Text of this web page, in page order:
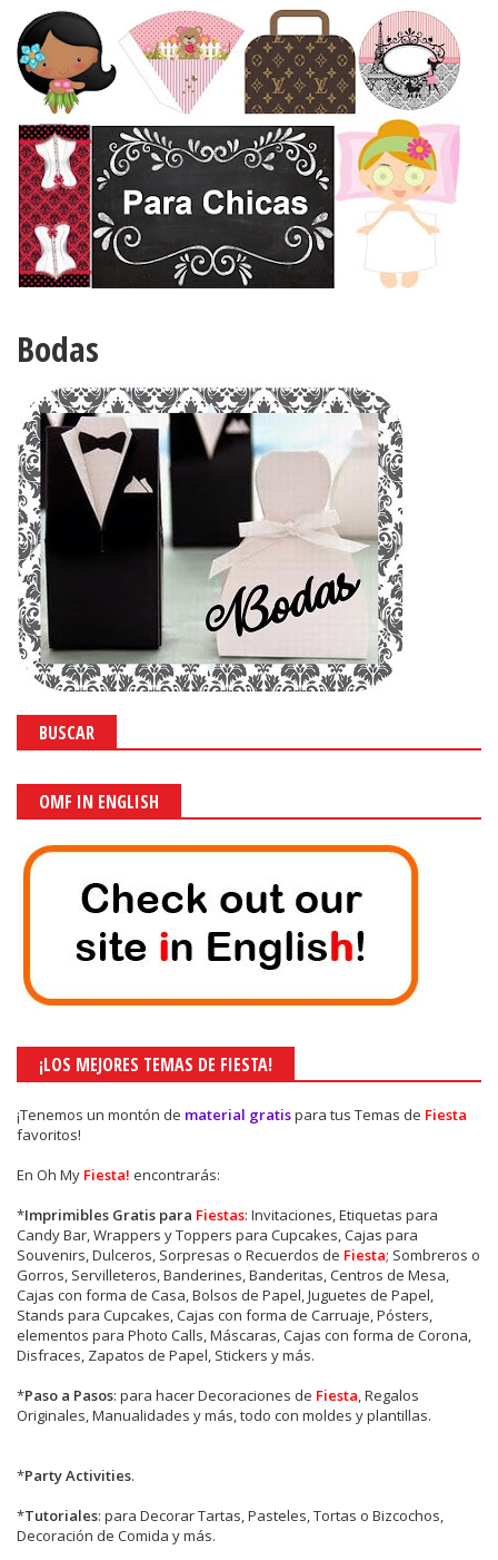
Bodas
BUSCAR
OMF IN ENGLISH
¡LOS MEJORES TEMAS DE FIESTA!
¡Tenemos un montón de material gratispara tus Temas de Fiesta
favoritos!
En Oh My Fiesta! encontrarás:
*Imprimibles Gratis para Fiestas: Invitaciones, Etiquetas para
Candy Bar, Wrappers y Toppers para Cupcakes, Cajas para
Souvenirs, Dulceros, Sorpresas o Recuerdos de Fiesta; Sombreros o
Gorros, Servilleteros, Banderines, Banderitas, Centros de Mesa,
Cajas con forma de Casa, Bolsos de Papel, Juguetes de Papel,
Stands para Cupcakes, Cajas con forma de Carruaje, Pósters,
elementos para Photo Calls, Máscaras, Cajas con forma de Corona,
Disfraces, Zapatos de Papel, Stickers y más.
*Paso a Pasos: para hacer Decoraciones de Fiesta , Regalos
Originales, Manualidades y más, todo con moldes y plantillas.
*Party Activities.
*Tutoriales: para Decorar Tartas, Pasteles, Tortas o Bizcochos,
Decoración de Comida y más.